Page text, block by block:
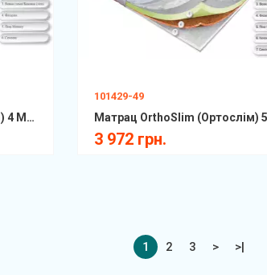
Матрац OrthoSlim (Ортослім) 4 Memory ДЗ
101429-49
3 972 грн.
1 2 3 > >|